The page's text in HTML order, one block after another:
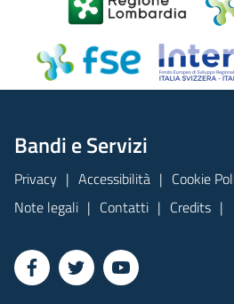
Bandi e Servizi
Privacy Accessibilità
Cookie
Note legali
Contatti Credits